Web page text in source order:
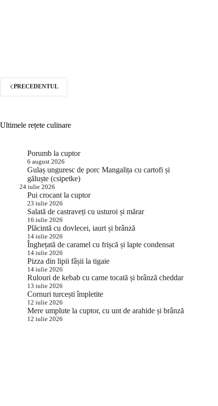
PRECEDENTUL
Ultimele rețete culinare
Porumb la cuptor
6 august 2026
Gulaș unguresc de porc Mangalița cu cartofi și
găluște (csipetke)
24 iulie 2026
Pui crocant la cuptor
23 iulie 2026
Salată de castraveți cu usturoi și mărar
16 iulie 2026
Plăcintă cu dovlecei, iaurt și brânză
14 iulie 2026
Înghețată de caramel cu frișcă și lapte condensat
14 iulie 2026
Pizza din lipii fâșii la tigaie
14 iulie 2026
Rulouri de kebab cu carne tocată și brânză cheddar
13 iulie 2026
Cornuri turcești împletite
12 iulie 2026
Mere umplute la cuptor, cu unt de arahide și brânză
12 iulie 2026